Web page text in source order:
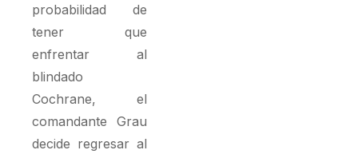
probabilidad de
tener que
enfrentar al
blindado
Cochrane, el
comandante Grau
decide regresar al